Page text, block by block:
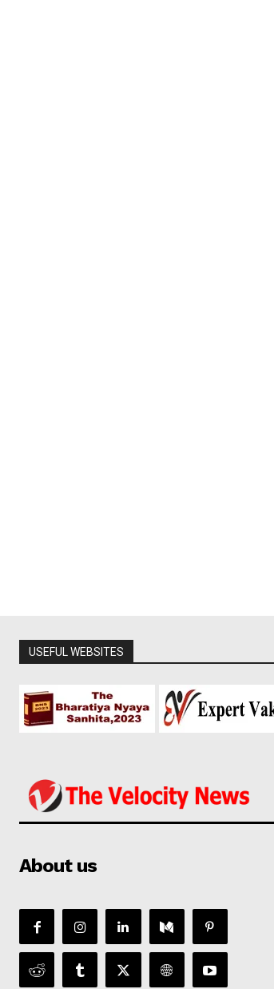
USEFUL WEBSITES
About us